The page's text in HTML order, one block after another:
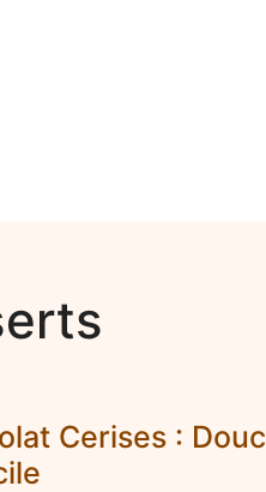
Cerises :